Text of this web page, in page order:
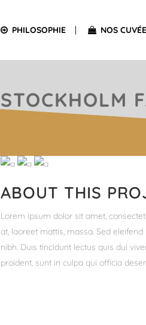
PHILOSOPHIE NOS
STOCKHOLM
ABOUT THIS
Lorem ipsum dolor sit amet,
at, laoreet mattis, massa. Sed
nibh. Duis tincidunt lectus quis dui
proident, sunt in culpa qui officia